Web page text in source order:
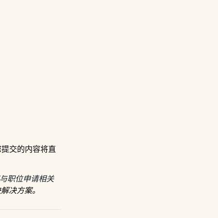
交的内容将直
职位申请相关
决方案。